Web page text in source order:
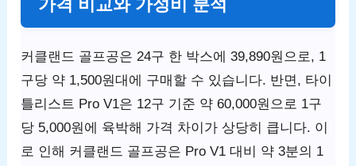
가격 비교와 가성비 분석
커클랜드 골프공은 24구 한 박스에 39,890원으로, 1
구당 약 1,500원대에 구매할 수 있습니다. 반면, 타이
틀리스트 Pro V1은 12구 기준 약 60,000원으로 1구
당 5,000원에 육박해 가격 차이가 상당히 큽니다. 이
로 인해 커클랜드 골프공은 Pro V1 대비 약 3분의 1